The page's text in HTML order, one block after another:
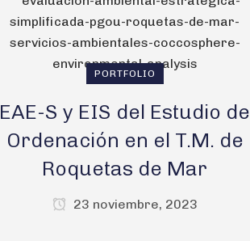
PORTFOLIO
EAE-S y EIS del Estudio de
Ordenación en el T.M. de
Roquetas de Mar
23 noviembre, 2023